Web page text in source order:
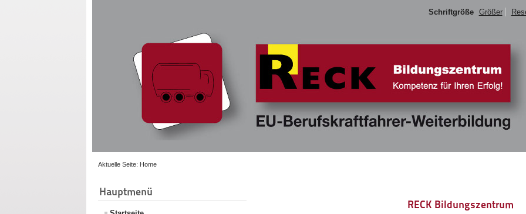
Schriftgröße Größer
Aktuelle Seite: Home
Hauptmenü
RECK Bildungszentrum